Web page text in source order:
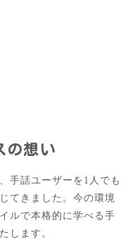
の想い
手話ユーザーを1人でも
てきました。今の環境
ルで本格的に学べる手
します。